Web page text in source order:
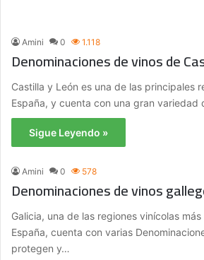
Amini 0 1.118
Denominaciones de vinos de
Castilla y León es una de las principales
España, y cuenta con una gran variedad
Sigue Leyendo »
Amini 0 578
Denominaciones de vinos
Galicia, una de las regiones vinícolas
España, cuenta con varias
protegen y…